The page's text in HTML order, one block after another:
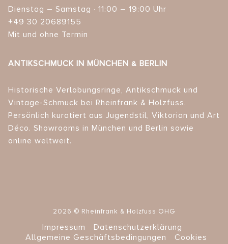
Dienstag – Samstag · 11:00 – 19:00 Uhr
+49 30 20689155
Mit und ohne Termin
ANTIKSCHMUCK IN MÜNCHEN & BERLIN
Historische Verlobungsringe, Antikschmuck und
Vintage-Schmuck bei Rheinfrank & Holzfuss.
Persönlich kuratiert aus Jugendstil, Viktorian und Art
Déco. Showrooms in München und Berlin sowie
online weltweit.
2026 © Rheinfrank & Holzfuss OHG
Impressum
Datenschutzerklärung
Allgemeine Geschäftsbedingungen
Cookies